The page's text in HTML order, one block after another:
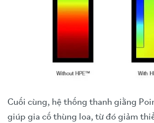
Cuối cùng, hệ thống thanh giằng
giúp gia cố thùng loa, từ đó giảm